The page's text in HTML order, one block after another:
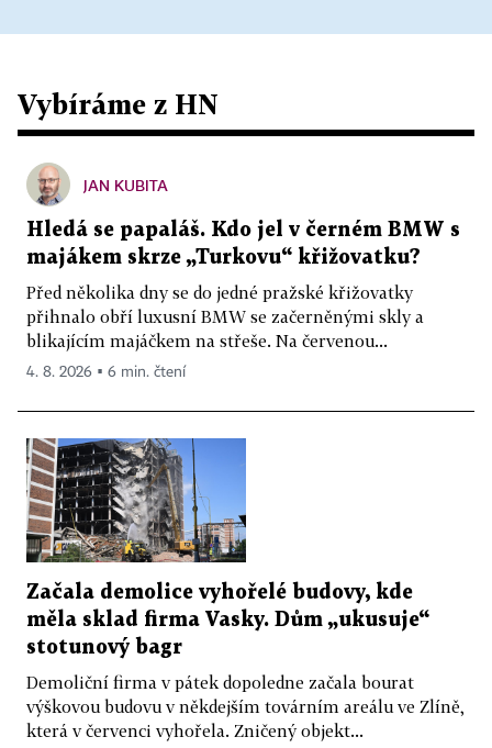
Vybíráme z HN
JAN KUBITA
Hledá se papaláš. Kdo jel v černém BMW s
majákem skrze „Turkovu“ křižovatku?
Před několika dny se do jedné pražské křižovatky
přihnalo obří luxusní BMW se začerněnými skly a
blikajícím majáčkem na střeše. Na červenou...
4. 8. 2026 ▪ 6 min. čtení
Začala demolice vyhořelé budovy, kde
měla sklad firma Vasky. Dům „ukusuje“
stotunový bagr
Demoliční firma v pátek dopoledne začala bourat
výškovou budovu v někdejším továrním areálu ve Zlíně,
která v červenci vyhořela. Zničený objekt...